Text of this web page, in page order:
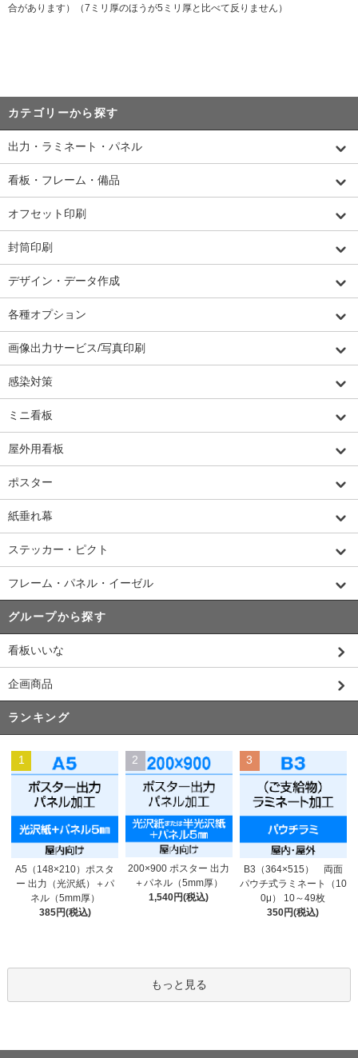
合があります）（7ミリ厚のほうが5ミリ厚と比べて反りません）
カテゴリーから探す
出力・ラミネート・パネル
看板・フレーム・備品
オフセット印刷
封筒印刷
デザイン・データ作成
各種オプション
画像出力サービス/写真印刷
感染対策
ミニ看板
屋外用看板
ポスター
紙垂れ幕
ステッカー・ピクト
フレーム・パネル・イーゼル
グループから探す
看板いいな
企画商品
ランキング
1
A5（148×210）ポスタ
ー 出力（光沢紙）＋パ
ネル（5mm厚）
385円(税込)
2
200×900 ポスター 出力
＋パネル（5mm厚）
1,540円(税込)
3
B3（364×515） 両面
パウチ式ラミネート（10
0μ） 10～49枚
350円(税込)
もっと見る